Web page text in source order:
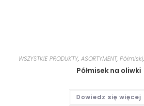
WSZYSTKIE PRODUKTY, ASORTYMENT, Półmiski,
Półmisek na oliwki
Dowiedz się więcej